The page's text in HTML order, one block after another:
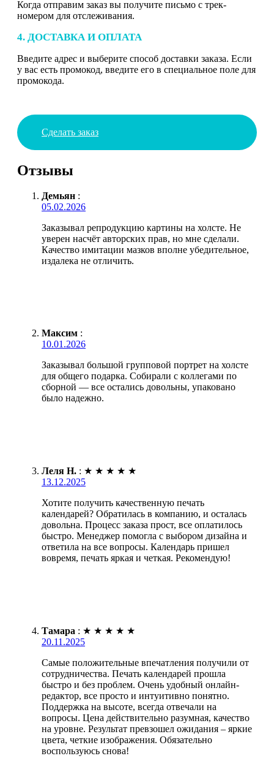
Когда отправим заказ вы получите письмо с трек-
номером для отслеживания.
4. ДОСТАВКА И ОПЛАТА
Введите адрес и выберите способ доставки заказа. Если
у вас есть промокод, введите его в специальное поле для
промокода.
Сделать заказ
Отзывы
Демьян :
05.02.2026
Заказывал репродукцию картины на холсте. Не
уверен насчёт авторских прав, но мне сделали.
Качество имитации мазков вполне убедительное,
издалека не отличить.
Максим :
10.01.2026
Заказывал большой групповой портрет на холсте
для общего подарка. Собирали с коллегами по
сборной — все остались довольны, упаковано
было надежно.
Леля Н. : ★ ★ ★ ★ ★
13.12.2025
Хотите получить качественную печать
календарей? Обратилась в компанию, и осталась
довольна. Процесс заказа прост, все оплатилось
быстро. Менеджер помогла с выбором дизайна и
ответила на все вопросы. Календарь пришел
вовремя, печать яркая и четкая. Рекомендую!
Тамара : ★ ★ ★ ★ ★
20.11.2025
Самые положительные впечатления получили от
сотрудничества. Печать календарей прошла
быстро и без проблем. Очень удобный онлайн-
редактор, все просто и интуитивно понятно.
Поддержка на высоте, всегда отвечали на
вопросы. Цена действительно разумная, качество
на уровне. Результат превзошел ожидания – яркие
цвета, четкие изображения. Обязательно
воспользуюсь снова!